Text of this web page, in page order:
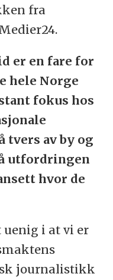
fra
er en fare for
hele Norge
fokus hos
tvers av by og
utfordringen
hvor de
i at vi er
journalistikk